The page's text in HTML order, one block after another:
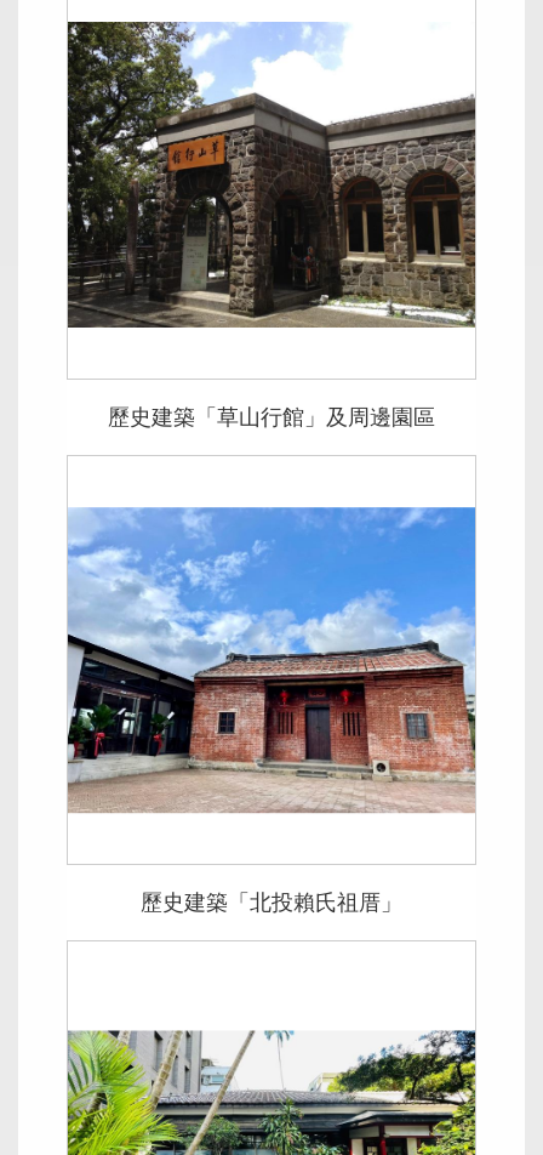
歷史建築「草山行館」及周邊園區
歷史建築「北投賴氏祖厝」